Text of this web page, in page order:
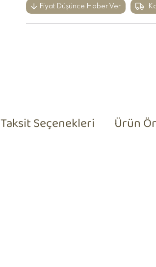
Fiyat Düşünce Haber Ver
Taksit Seçenekleri Ürün